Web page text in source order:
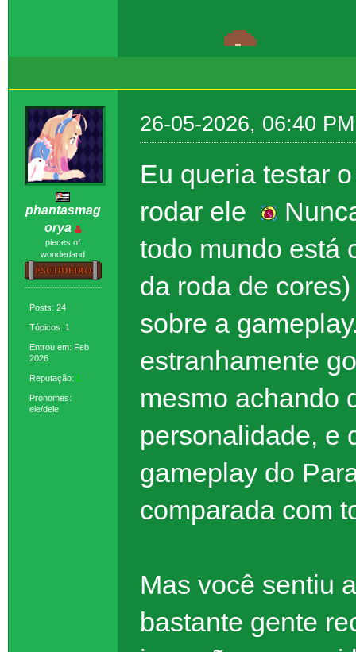
phantasmag
orya
pieces of
wonderland
Posts: 24
Tópicos: 1
Entrou em: Feb
2026
Reputação: 1
Pronomes:
ele/dele
26-05-2026, 06:40 PM
Eu queria testar
rodar ele
todo mundo está
da roda de
sobre a
estranhamente
mesmo achando
personalidade, e
gameplay do
comparada com
Mas você sentiu
bastante gente